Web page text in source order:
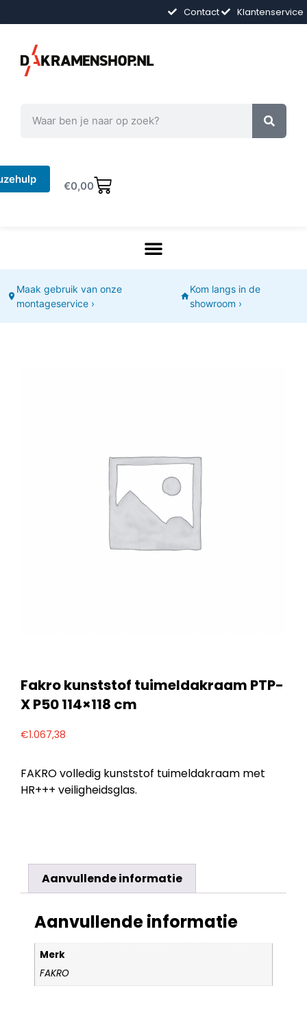
Contact Klantenservice
€0,00
Maak gebruik van onze
montageservice ›
Kom langs in de
showroom ›
Fakro kunststof tuimeldakraam PTP-
X P50 114×118 cm
€1.067,38
FAKRO volledig kunststof tuimeldakraam met
HR+++ veiligheidsglas.
Aanvullende informatie
Aanvullende informatie
Merk
FAKRO